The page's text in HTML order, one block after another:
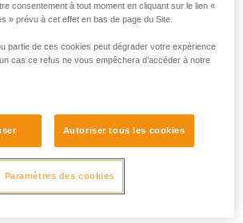
la protection des yeux contre les
Elle s’installe facilement sur les
et STRATO (versions à partir de 2019),
d'attache EASYCLIP.
de traitements anti-rayures et anti-
consentement à tout moment en cliquant sur le lien «
» prévu à cet effet en bas de page du Site.
partie de ces cookies peut dégrader votre expérience
cas ce refus ne vous empêchera d’accéder à notre
Autoriser tous les cookies
Paramètres des cookies